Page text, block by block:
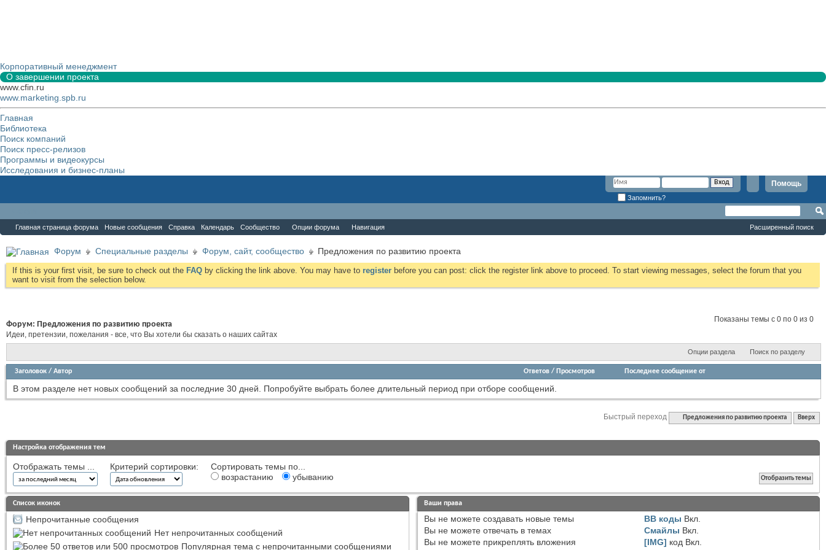
Корпоративный менеджмент
О завершении проекта
www.cfin.ru
www.marketing.spb.ru
Главная
Библиотека
Поиск компаний
Поиск пресс-релизов
Программы и видеокурсы
Исследования и бизнес-планы
Помощь
Запомнить?
Главная страница форума Новые сообщения Справка Календарь Сообщество Опции форума Навигация Расширенный поиск
Форум Специальные разделы Форум, сайт, сообщество Предложения по развитию проекта
If this is your first visit, be sure to check out the FAQ by clicking the link above. You may have to register before you can post: click the register link above to proceed. To start viewing messages, select the forum that you
want to visit from the selection below.
Показаны темы с 0 по 0 из 0
Форум: Предложения по развитию проекта
Идеи, претензии, пожелания - все, что Вы хотели бы сказать о наших сайтах
Опции раздела Поиск по разделу
Заголовок / Автор Ответов / Просмотров Последнее сообщение от
В этом разделе нет новых сообщений за последние 30 дней. Попробуйте выбрать более длительный период при отборе сообщений.
Быстрый переход Предложения по развитию проекта Вверх
Настройка отображения тем
Отображать темы ... Критерий сортировки:
Сортировать темы по...
возрастанию
убыванию
Список иконок
Непрочитанные сообщения
Нет непрочитанных сообщений
Популярная тема с непрочитанными сообщениями
Ваши права
Вы не можетесоздавать новые темы
Вы не можетеотвечать в темах
Вы не можетеприкреплять вложения
BB коды Вкл.
Смайлы Вкл.
[IMG] код Вкл.